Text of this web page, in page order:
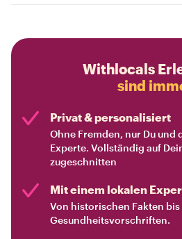
Withlocals
sind
Privat & personalisiert
Ohne Fremden, nur Du und
Experte. Vollständig auf
zugeschnitten
Mit einem lokalen
Von historischen Fakten
Gesundheitsvorschriften.